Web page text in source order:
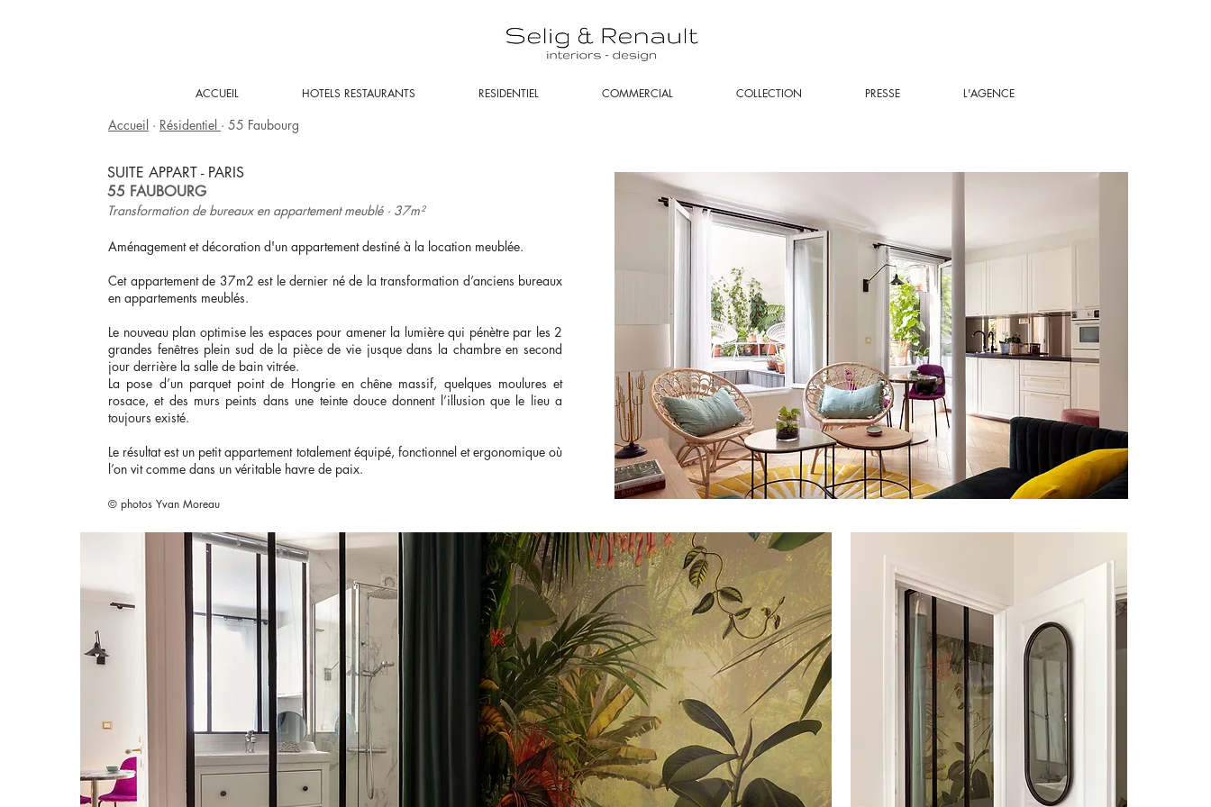
ACCUEIL HOTELS RESTAURANTS RESIDENTIEL COMMERCIAL COLLECTION PRESSE L'AGENCE
Accueil · Résidentiel · 55 Faubourg
SUITE APPART - PARIS
55 FAUBOURG
Transformation de bureaux en appartement meublé · 37m²
Aménagement et décoration d'un appartementdestiné à la location meublée.
Cet appartement de 37m2 est le dernier né de la transformation d’anciens bureaux
en appartements meublés.
Le nouveau plan optimise les espaces pour amener la lumière qui pénètre par les 2
grandes fenêtres plein sud de la pièce de vie jusque dans la chambre en second
jour derrière la salle de bain vitrée.
La pose d’un parquet point de Hongrie en chêne massif, quelques moulures et
rosace, et des murs peints dans une teinte douce donnent l’illusion que le lieu a
toujours existé.
Le résultat est un petit appartement totalement équipé, fonctionnel et ergonomique où
l’on vit comme dans un véritable havre de paix.
© photos Yvan Moreau